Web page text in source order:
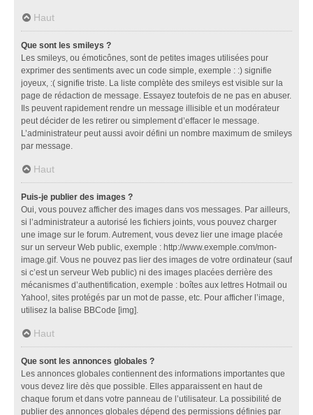
Haut
Que sont les smileys ?
Les smileys, ou émoticônes, sont de petites images utilisées pour
exprimer des sentiments avec un code simple, exemple : :) signifie
joyeux, :( signifie triste. La liste complète des smileys est visible sur la
page de rédaction de message. Essayez toutefois de ne pas en abuser.
Ils peuvent rapidement rendre un message illisible et un modérateur
peut décider de les retirer ou simplement d’effacer le message.
L’administrateur peut aussi avoir défini un nombre maximum de smileys
par message.
Haut
Puis-je publier des images ?
Oui, vous pouvez afficher des images dans vos messages. Par ailleurs,
si l’administrateur a autorisé les fichiers joints, vous pouvez charger
une image sur le forum. Autrement, vous devez lier une image placée
sur un serveur Web public, exemple : http://www.exemple.com/mon-
image.gif. Vous ne pouvez pas lier des images de votre ordinateur (sauf
si c’est un serveur Web public) ni des images placées derrière des
mécanismes d’authentification, exemple : boîtes aux lettres Hotmail ou
Yahoo!, sites protégés par un mot de passe, etc. Pour afficher l’image,
utilisez la balise BBCode [img].
Haut
Que sont les annonces globales ?
Les annonces globales contiennent des informations importantes que
vous devez lire dès que possible. Elles apparaissent en haut de
chaque forum et dans votre panneau de l’utilisateur. La possibilité de
publier des annonces globales dépend des permissions définies par